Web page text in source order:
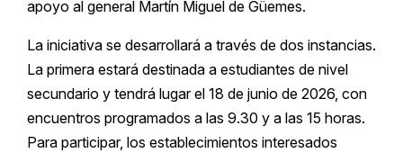
apoyo al general Martín Miguel de Güemes.
La iniciativa se desarrollará a través de dos instancias.
La primera estará destinada a estudiantes de nivel
secundario y tendrá lugar el 18 de junio de 2026, con
encuentros programados a las 9.30 y a las 15 horas.
Para participar, los establecimientos interesados